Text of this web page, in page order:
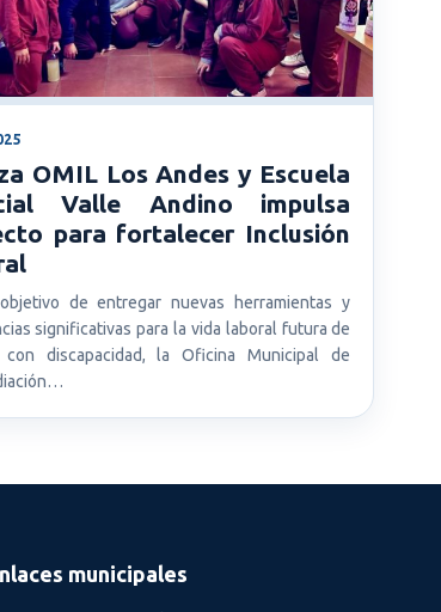
OMIL Los Andes y Escuela
Valle Andino impulsa
para fortalecer Inclusión
de entregar nuevas herramientas y
significativas para la vida laboral futura de
con discapacidad, la Oficina Municipal de
municipales